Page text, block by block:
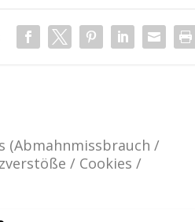
(Abmahnmissbrauch /
/ Cookies /